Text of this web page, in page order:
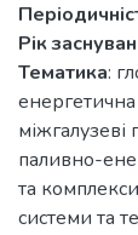
Рік
Тематика:
паливно-
та
системи та